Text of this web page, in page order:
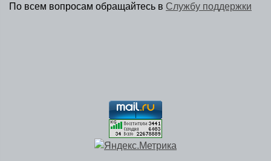
По всем вопросам обращайтесь в Службу поддержки